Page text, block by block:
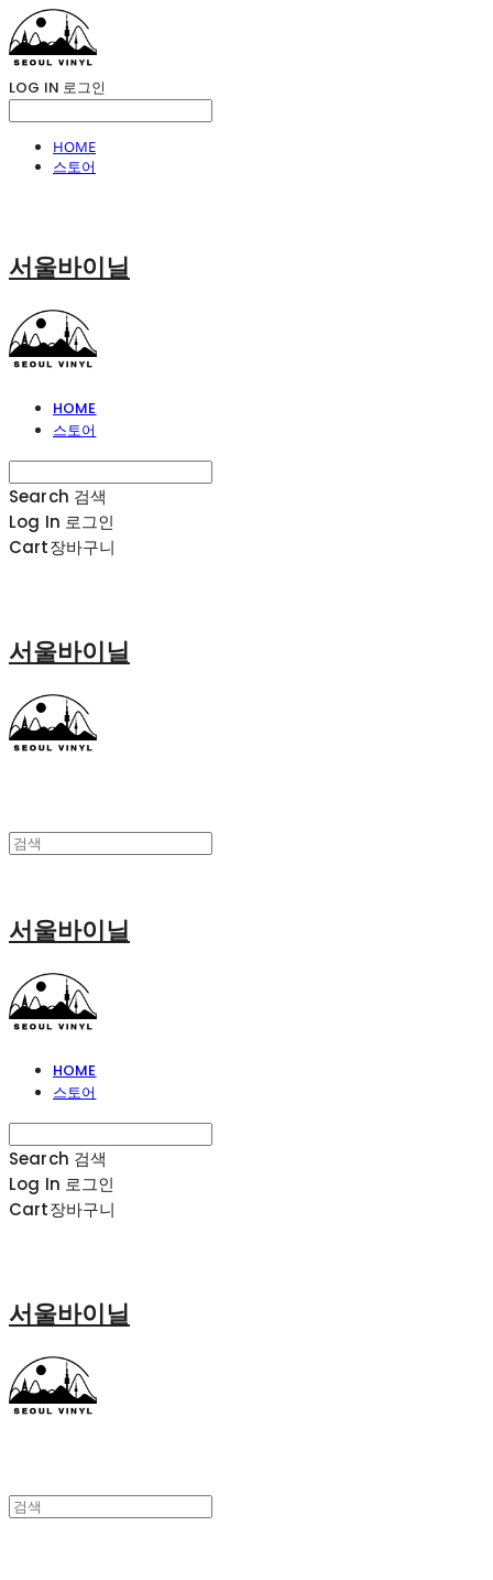
LOG IN 로그인
HOME
스토어
서울바이닐
HOME
스토어
Search 검색
Log In 로그인
Cart장바구니
서울바이닐
서울바이닐
HOME
스토어
Search 검색
Log In 로그인
Cart장바구니
서울바이닐